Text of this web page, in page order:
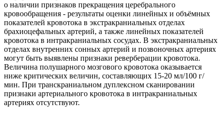
о наличии признаков прекращения церебрального
кровообращения - результаты оценки линейных и объёмных
показателей кровотока в экстракраниальных отделах
брахиоцефальных артерий, а также линейных показателей
кровотока в интракраниальных сосудах. В экстракраниальных
отделах внутренних сонных артерий и позвоночных артериях
могут быть выявлены признаки реверберации кровотока.
Величина полушарного мозгового кровотока оказывается
ниже критических величин, составляющих 15-20 мл/100 г/
мин. При транскраниальном дуплексном сканировании
признаки артериального кровотока в интракраниальных
артериях отсутствуют.